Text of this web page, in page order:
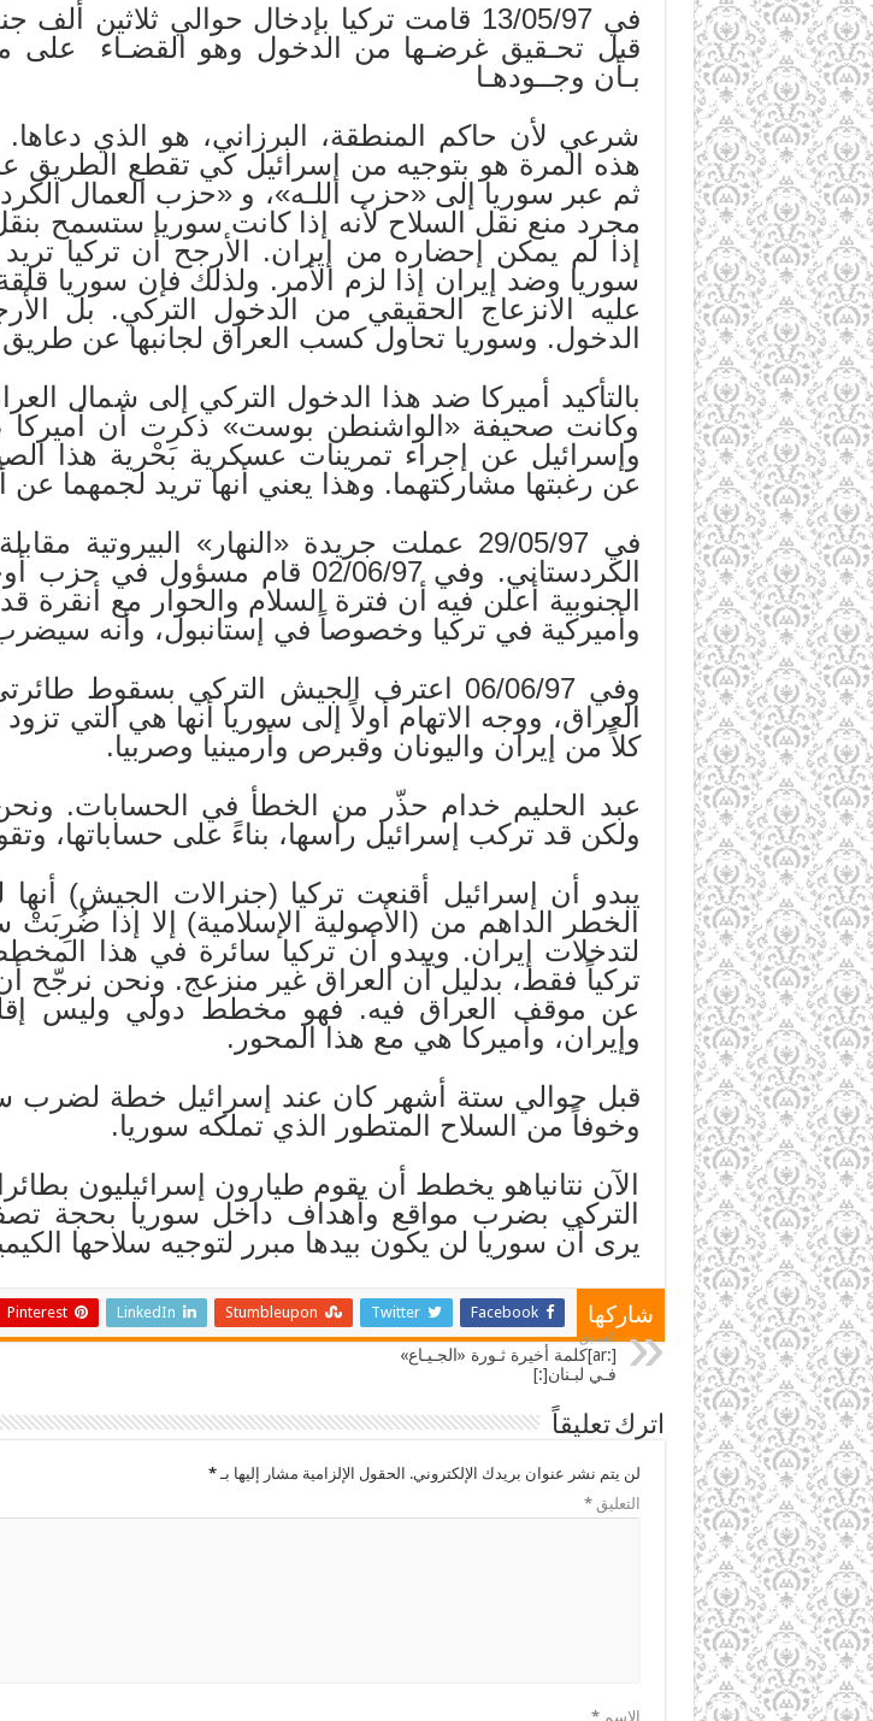
في 13/05/97 قامت تركيا بإدخال حوالي
قبل تحـقيق غرضـها من الدخول وهو القضـاء على
بـأن وجــودهـا
شرعي لأن حاكم المنطقة، البرزاني، هو الذي
هذه المرة هو بتوجيه من إسرائيل كي تقطع الطريق
ثم عبر سوريا إلى «حزب اللـه»، و «حزب العمال
مجرد منع نقل السلاح لأنه إذا كانت سوريا ستسمح
إذا لم يمكن إحضاره من إيران. الأرجح أن تركيا
سوريا وضد إيران إذا لزم الأمر. ولذلك فإن سوريا
عليه الانزعاج الحقيقي من الدخول التركي. بل
الدخول. وسوريا تحاول كسب العراق لجانبها عن طريق
بالتأكيد أميركا ضد هذا الدخول التركي إلى شمال
وكانت صحيفة «الواشنطن بوست» ذكرت أن أميركا
وإسرائيل عن إجراء تمرينات عسكرية بَحْرية هذا
عن رغبتها مشاركتهما. وهذا يعني أنها تريد لجمهما
في 29/05/97 عملت جريدة «النهار»
الكردستاني. وفي 02/06/97 قام
الجنوبية أعلن فيه أن فترة السلام والحوار مع أنقرة
وأميركية في تركيا وخصوصاً في إستانبول، وأنه سيضرب
العراق، ووجه الاتهام أولاً إلى سوريا أنها هي التي
كلاً من إيران واليونان وقبرص وأرمينيا وصربيا.
عبد الحليم خدام حذّر من الخطأ في الحسابات.
ولكن قد تركب إسرائيل رأسها، بناءً على حساباتها،
يبدو أن إسرائيل أقنعت تركيا (جنرالات الجيش)
الخطر الداهم من (الأصولية الإسلامية) إلا إذا
لتدخلات إيران. ويبدو أن تركيا سائرة في هذا
تركياً فقط، بدليل أن العراق غير منزعج. ونحن نرجّح
عن موقف العراق فيه. فهو مخطط دولي وليس
وإيران، وأميركا هي مع هذا المحور.
قبل حوالي ستة أشهر كان عند إسرائيل خطة لضرب
وخوفاً من السلاح المتطور الذي تملكه سوريا.
الآن نتانياهو يخطط أن يقوم طيارون إسرائيليون
التركي بضرب مواقع وأهداف داخل سوريا بحجة
يرى أن سوريا لن يكون بيدها مبرر لتوجيه سلاحها
شاركها Facebook
Twitter
Stumbleupon
LinkedIn
Pinterest
السابق
[:ar]كلمة أخيرة ثـورة «الجـيـاع»
فـي لبـنان[:]
اترك تعليقاً
لن يتم نشر عنوان بريدك الإلكتروني. الحقول الإلزامية مشار إليها بـ*
التعليق*
الاسم*